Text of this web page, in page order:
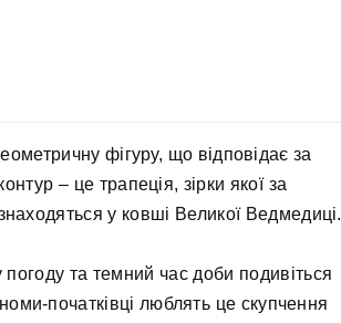
фігуру, що відповідає за
– це трапеція, зірки якої за
у ковші Великої Ведмедиці.
та темний час доби подивіться
початківці люблять це скупчення